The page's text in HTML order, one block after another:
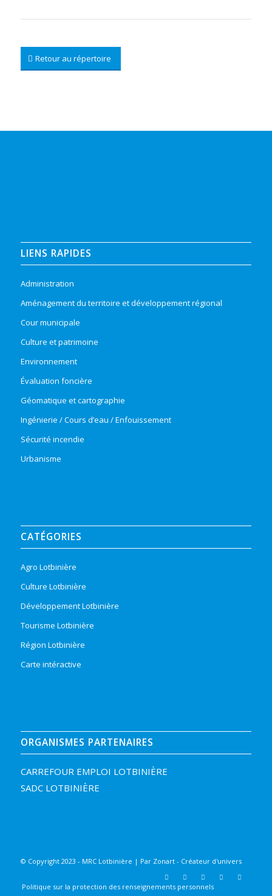
Retour au répertoire
LIENS RAPIDES
Administration
Aménagement du territoire et développement régional
Cour municipale
Culture et patrimoine
Environnement
Évaluation foncière
Géomatique et cartographie
Ingénierie / Cours d’eau / Enfouissement
Sécurité incendie
Urbanisme
CATÉGORIES
Agro Lotbinière
Culture Lotbinière
Développement Lotbinière
Tourisme Lotbinière
Région Lotbinière
Carte intéractive
ORGANISMES PARTENAIRES
CARREFOUR EMPLOI LOTBINIÈRE
SADC LOTBINIÈRE
© Copyright 2023 - MRC Lotbinière | Par Zonart - Créateur d'univers
Politique sur la protection des renseignements personnels